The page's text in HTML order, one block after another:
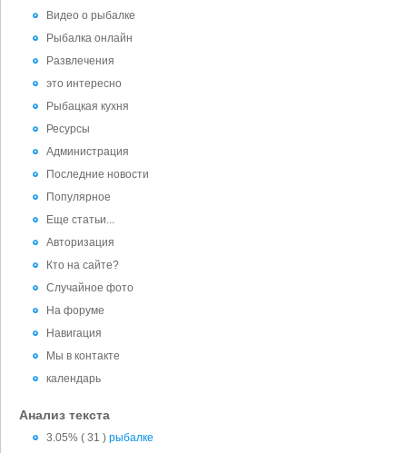
Видео о рыбалке
Рыбалка онлайн
Развлечения
это интересно
Рыбацкая кухня
Ресурсы
Администрация
Последние новости
Популярное
Еще статьи...
Авторизация
Кто на сайте?
Случайное фото
На форуме
Навигация
Мы в контакте
календарь
Анализ текста
3.05% ( 31 )рыбалке